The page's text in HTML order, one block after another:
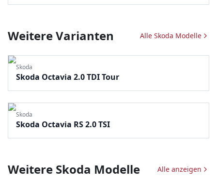
Weitere Varianten Alle Skoda Modelle
Skoda
Skoda Octavia 2.0 TDI Tour
Skoda
Skoda Octavia RS 2.0 TSI
Weitere Skoda Modelle Alle anzeigen